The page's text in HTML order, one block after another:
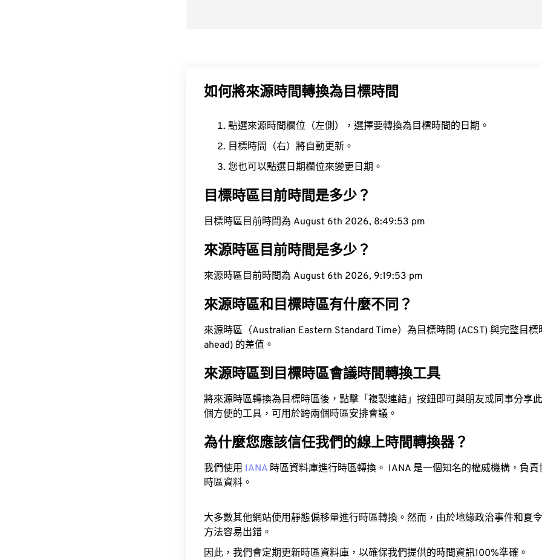
如何將來源時間轉換為目標時間
點選來源時間欄位（左側），選擇要轉換為目標時間的日期。
目標時間（右）將自動更新。
您也可以點選日期欄位來變更日期。
目標時區目前時間是多少？
目標時區目前時間為 August 6th 2026, 8:49:54 pm
來源時區目前時間是多少？
來源時區目前時間為 August 6th 2026, 9:19:54 pm
來源時區和目標時區有什麼不同？
來源時區（Australian Eastern Standard Time）為目標時間 (ACST) 與完整目
ahead) 的差值。
來源時區到目標時區會議時間轉換工具
將來源時區轉換為目標時區後，點擊「複製連結」按鈕即可與朋友或同事分享
個方便的工具，可用於跨兩個時區安排會議。
為什麼您應該信任我們的線上時間轉換器？
我們使用 IANA 時區資料庫進行時區轉換。 IANA 是一個知名的權威機構，負
時區資料。
大多數其他網站使用靜態偏移量進行時區轉換。然而，由於地緣政治事件和夏
方法容易出錯。
因此，我們會定期更新時區資料庫，以確保我們提供的時間資訊100%準確。